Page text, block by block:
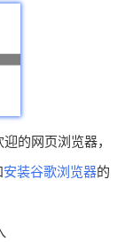
的网页浏览器，
安装谷歌浏览器的